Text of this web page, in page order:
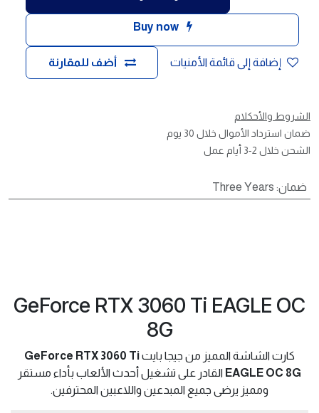
Buy now
أضف للمقارنة إضافة إلى قائمة الأمنيات
الشروط والأحكلام
ضمان استرداد الأموال خلال 30 يوم
الشحن خلال 2-3 أيام عمل
ضمان:
Three Years
GeForce RTX 3060 Ti EAGLE OC
8G
كارت الشاشة المميز من جيجا بايتGeForce RTX 3060 Ti
EAGLE OC 8G القادر على تشغيل أحدث الألعاب بأداء مستقر
ومميز يرضى جميع المبدعين واللاعبين المحترفين.